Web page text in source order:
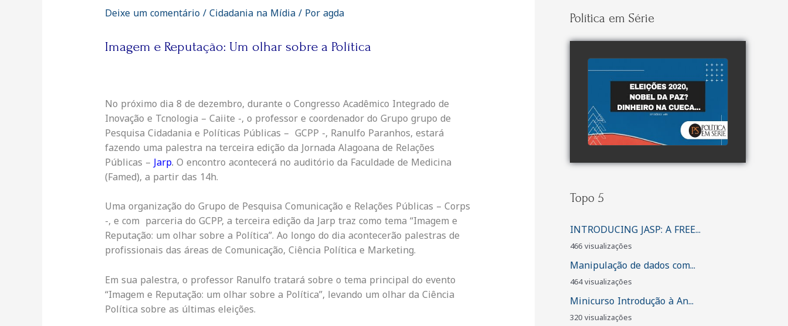
Deixe um comentário/Cidadania na Mídia/ Poragda
Imagem e Reputação: Um olhar sobre a Política
No próximo dia 8 de dezembro, durante o Congresso Acadêmico Integrado de
Inovação e Tcnologia – Caiite -, o professor e coordenador do Grupo grupo de
Pesquisa Cidadania e Políticas Públicas – GCPP -, Ranulfo Paranhos, estará
fazendo uma palestra na terceira edição da Jornada Alagoana de Relações
Públicas –Jarp.O encontro acontecerá no auditório da Faculdade de Medicina
(Famed), a partir das 14h.
Uma organização do Grupo de Pesquisa Comunicação e Relações Públicas – Corps
-, e com parceria do GCPP, a terceira edição da Jarp traz como tema “Imagem e
Reputação: um olhar sobre a Política”. Ao longo do dia acontecerão palestras de
profissionais das áreas de Comunicação, Ciência Política e Marketing.
Em sua palestra, o professor Ranulfo tratará sobre o tema principal do evento
“Imagem e Reputação: um olhar sobre a Política”, levando um olhar da Ciência
Política sobre as últimas eleições.
Política em Série
watch video
Topo 5
INTRODUCING JASP: A FREE...
466 visualizações
Manipulação de dados com...
464 visualizações
Minicurso Introdução à An...
320 visualizações